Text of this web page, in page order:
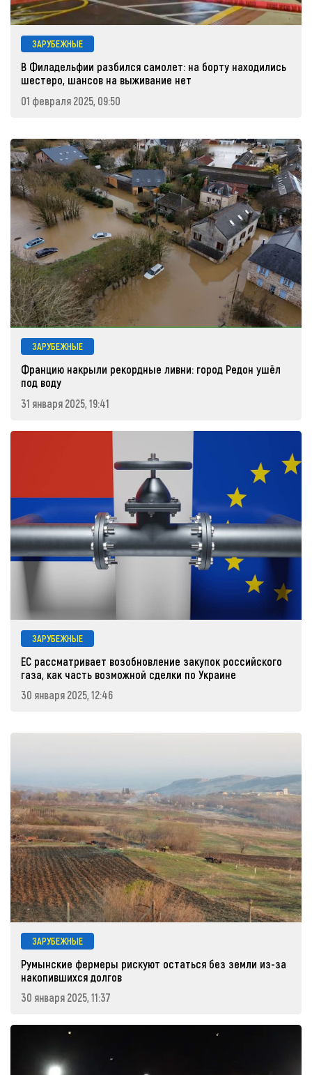
ЗАРУБЕЖНЫЕ
В Филадельфии разбился самолет: на борту находились
шестеро, шансов на выживание нет
01 февраля 2025, 09:50
ЗАРУБЕЖНЫЕ
Францию накрыли рекордные ливни: город Редон ушёл
под воду
31 января 2025, 19:41
ЗАРУБЕЖНЫЕ
ЕС рассматривает возобновление закупок российского
газа, как часть возможной сделки по Украине
30 января 2025, 12:46
ЗАРУБЕЖНЫЕ
Румынские фермеры рискуют остаться без земли из-за
накопившихся долгов
30 января 2025, 11:37